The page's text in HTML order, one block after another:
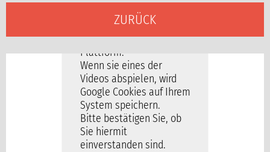
ZURÜCK
Unsere Videos befinden
sich auf der YouTube-
Plattform.
Wenn sie eines der
Videos abspielen, wird
Google Cookies auf Ihrem
System speichern.
Bitte bestätigen Sie, ob
Sie hiermit
einverstanden sind.